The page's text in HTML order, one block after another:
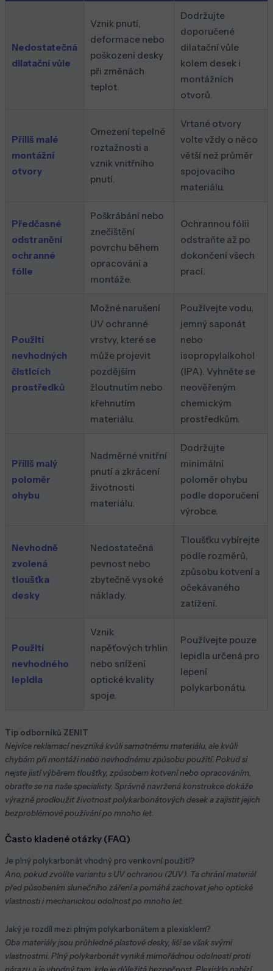
Nedostatečná
dilatační vůle
Vznik pnutí,
deformace nebo
poškození desky
při změnách
teplot.
Dodržujte
doporučené
dilatační vůle
kolem desek i
montážních
otvorů.
Příliš malé
montážní
otvory
Omezení tepelné
roztažnosti a
vznik vnitřního
pnutí.
Vrtané otvory
volte vždy o něco
větší než průměr
spojovacího
materiálu.
Předčasné
odstranění
ochranné
fólie
Poškrábání nebo
znečištění
povrchu během
opracování a
montáže.
Ochrannou fólii
odstraňte až po
dokončení všech
prací.
Použití
nevhodných
čisticích
prostředků
Možné narušení
UV ochranné
vrstvy, které se
může projevit
pozdějším
žloutnutím nebo
křehnutím
materiálu.
Používejte vodu,
jemný saponát
nebo
isopropylalkohol
(IPA). Vyhněte se
neověřeným
chemickým
prostředkům.
Příliš malý
poloměr
ohybu
Nadměrné vnitřní
pnutí a zkrácení
životnosti
materiálu.
Dodržujte
minimální
poloměr ohybu
podle doporučení
výrobce.
Nevhodně
zvolená
tloušťka
desky
Nedostatečná
pevnost nebo
zbytečně vysoké
náklady.
Tloušťku vybírejte
podle rozměrů,
způsobu kotvení a
očekávaného
zatížení.
Použití
nevhodného
lepidla
Vznik
napěťových trhlin
nebo snížení
optické kvality
spoje.
Používejte pouze
lepidla určená pro
lepení
polykarbonátu.
Tip odborníků ZENIT
Nejvíce reklamací nevzniká kvůli samotnému materiálu, ale kvůli
chybám při montáži nebo nevhodnému způsobu použití. Pokud si
nejste jistí výběrem tloušťky, způsobem kotvení nebo opracováním,
obraťte se na naše specialisty. Správně navržená konstrukce dokáže
výrazně prodloužit životnost polykarbonátových desek a zajistit jejich
bezproblémové používání po mnoho let.
Často kladené otázky (FAQ)
Je plný polykarbonát vhodný pro venkovní použití?
Ano, pokud zvolíte variantu s UV ochranou (2UV). Ta chrání materiál
před působením slunečního záření a pomáhá zachovat jeho optické
vlastnosti i mechanickou odolnost po mnoho let.
Jaký je rozdíl mezi plným polykarbonátem a plexisklem?
Oba materiály jsou průhledné plastové desky, liší se však svými
vlastnostmi. Plný polykarbonát vyniká mimořádnou odolností proti